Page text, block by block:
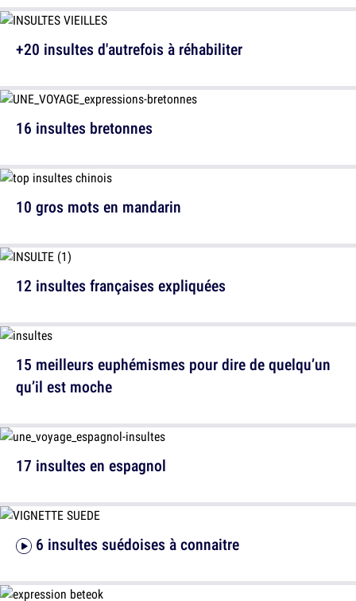
+20 insultes d'autrefois à réhabiliter
10 gros mots en mandarin
15 meilleurs euphémismes pour dire de quelqu’un
qu’il est moche
6 insultes suédoises à connaitre
16 insultes bretonnes
12 insultes françaises expliquées
17 insultes en espagnol